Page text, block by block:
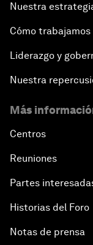
Nuestra
Cómo trabajamos
Liderazgo y
Nuestra
Más
Centros
Reuniones
Partes
Historias del Foro
Notas de prensa